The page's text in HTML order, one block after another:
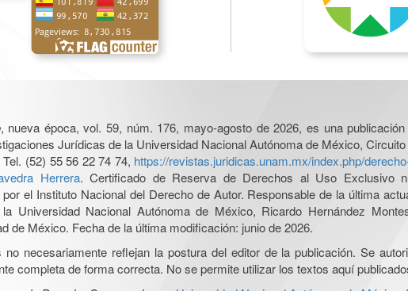
, nueva época, vol. 59, núm. 176, mayo-agosto de 2026, es una
Jurídicas de la Universidad Nacional Autónoma de México,
(52) 55 56 22 74 74, https://revistas.juridicas.unam.mx/index.php/
Herrera. Certificado de Reserva de Derechos al Uso Exclusivo
el Instituto Nacional del Derecho de Autor. Responsable de la última
Universidad Nacional Autónoma de México, Ricardo Hernández
de México. Fecha de la última modificación: junio de 2026.
necesariamente reflejan la postura del editor de la publicación. Se
completa de forma correcta. No se permite utilizar los textos aquí